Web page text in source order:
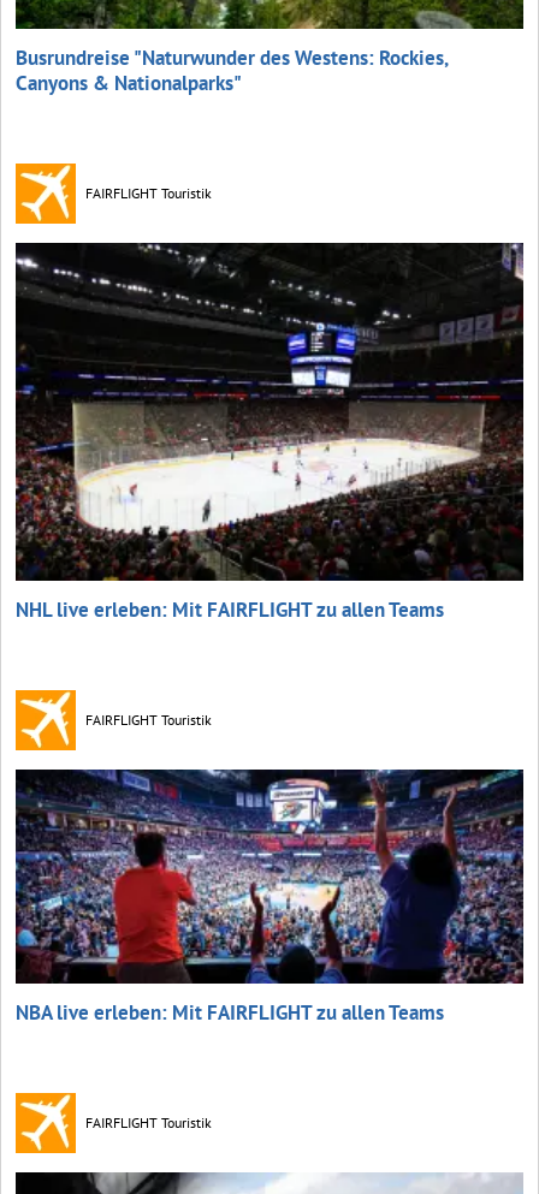
Busrundreise "Naturwunder des Westens: Rockies,
Canyons & Nationalparks"
FAIRFLIGHT Touristik
NHL live erleben: Mit FAIRFLIGHT zu allen Teams
FAIRFLIGHT Touristik
NBA live erleben: Mit FAIRFLIGHT zu allen Teams
FAIRFLIGHT Touristik